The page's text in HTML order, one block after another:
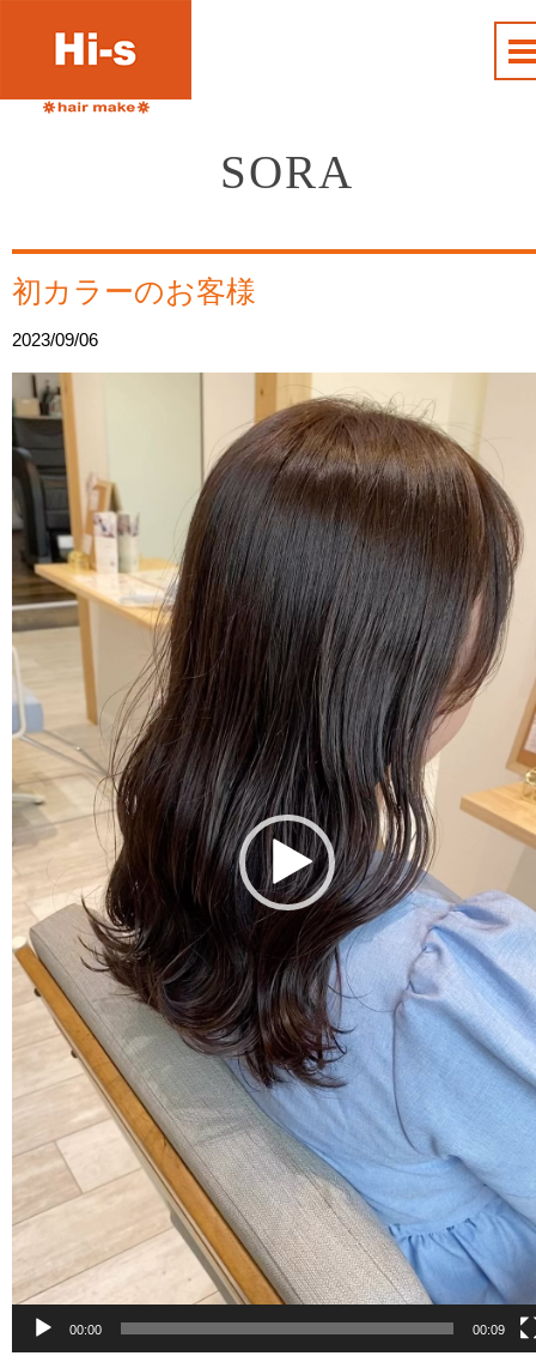
SORA
初カラーのお客様
2023/09/06
動
画
プ
レ
ー
ヤ
00:00 00:09